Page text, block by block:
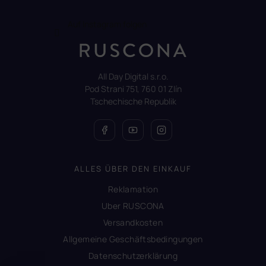
All Day Digital s.r.o.
Pod Strani 751, 760 01 Zlín
Tschechische Republik
ALLES ÜBER DEN EINKAUF
Reklamation
Uber RUSCONA
Versandkosten
Allgemeine Geschäftsbedingungen
Datenschutzerklärung